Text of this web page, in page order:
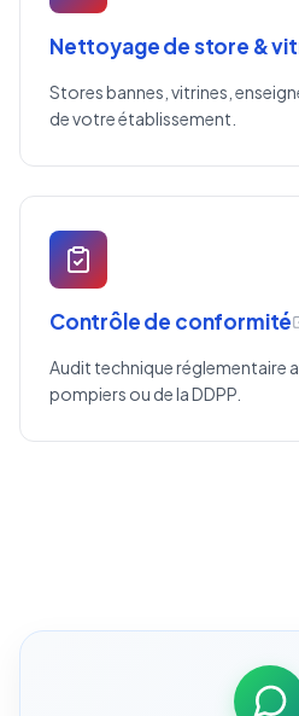
Nettoyage de store &
Stores bannes, vitrines,
de votre établissement.
Contrôle de conformité
Audit technique réglementaire
pompiers ou de la DDPP.